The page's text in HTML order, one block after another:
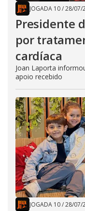
JOGADA 10/28/07/
Presidente
por
cardíaca
Joan Laporta
apoio recebido
JOGADA 10/28/07/